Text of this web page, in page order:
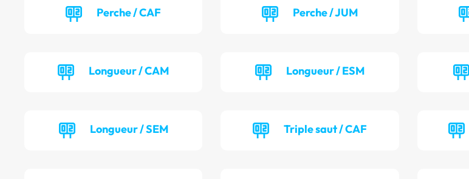
Perche / CAF Perche / JUM
Longueur / CAM Longueur / ESM
Longueur / SEM Triple saut / CAF